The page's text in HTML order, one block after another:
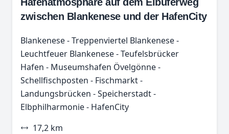
zwischen Blankenese und der HafenCity
Blankenese - Treppenviertel Blankenese -
Leuchtfeuer Blankenese - Teufelsbrücker
Hafen - Museumshafen Övelgönne -
Schellfischposten - Fischmarkt -
Landungsbrücken - Speicherstadt -
Elbphilharmonie - HafenCity
17,2 km